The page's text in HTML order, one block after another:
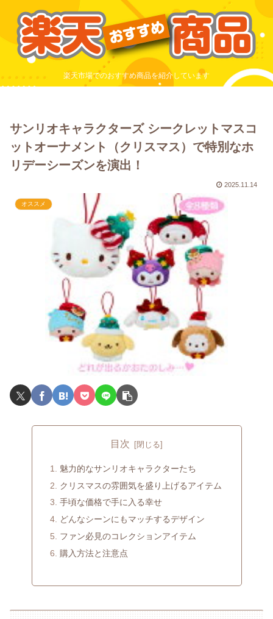
楽天市場でのおすすめ商品を紹介しています
サンリオキャラクターズ シークレットマスコ
ットオーナメント（クリスマス）で特別なホ
リデーシーズンを演出！
2025.11.14
オススメ
目次
魅力的なサンリオキャラクターたち
クリスマスの雰囲気を盛り上げるアイテム
手頃な価格で手に入る幸せ
どんなシーンにもマッチするデザイン
ファン必見のコレクションアイテム
購入方法と注意点